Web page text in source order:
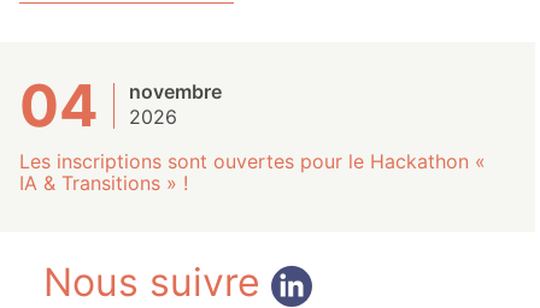
04
novembre
2026
Les inscriptions sont ouvertes pour le Hackathon «
IA & Transitions » !
Nous suivre